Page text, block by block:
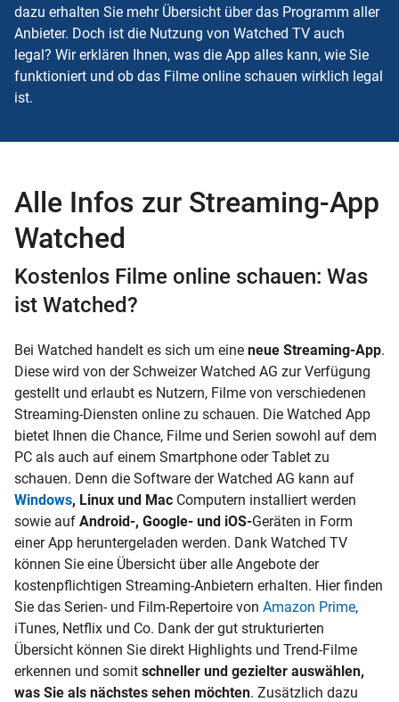
dazu erhalten Sie mehr Übersicht über das Programm aller
Anbieter. Doch ist die Nutzung von Watched TV auch
legal? Wir erklären Ihnen, was die App alles kann, wie Sie
funktioniert und ob das Filme online schauen wirklich legal
ist.
Alle Infos zur Streaming-App
Watched
Kostenlos Filme online schauen: Was
ist Watched?
Bei Watched handelt es sich um eine neue Streaming-App.
Diese wird von der Schweizer Watched AG zur Verfügung
gestellt und erlaubt es Nutzern, Filme von verschiedenen
Streaming-Diensten online zu schauen. Die Watched App
bietet Ihnen die Chance, Filme und Serien sowohl auf dem
PC als auch auf einem Smartphone oder Tablet zu
schauen. Denn die Software der Watched AG kann auf
Windows, Linux und Mac Computern installiert werden
sowie auf Android-, Google- und iOS-Geräten in Form
einer App heruntergeladen werden. Dank Watched TV
können Sie eine Übersicht über alle Angebote der
kostenpflichtigen Streaming-Anbietern erhalten. Hier finden
Sie das Serien- und Film-Repertoire von Amazon Prime,
iTunes, Netflix und Co. Dank der gut strukturierten
Übersicht können Sie direkt Highlights und Trend-Filme
erkennen und somit schneller und gezielter auswählen,
was Sie als nächstes sehen möchten. Zusätzlich dazu